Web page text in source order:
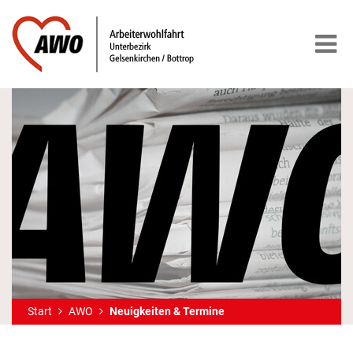
Start AWO Neuigkeiten & Termine